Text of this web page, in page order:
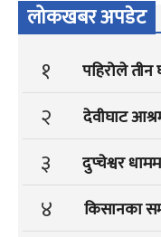
लोकखबर अपडेट
१ पहिरोले तीन
२ देवीघाट
३ दुप्चेश्वर
४ किसानका